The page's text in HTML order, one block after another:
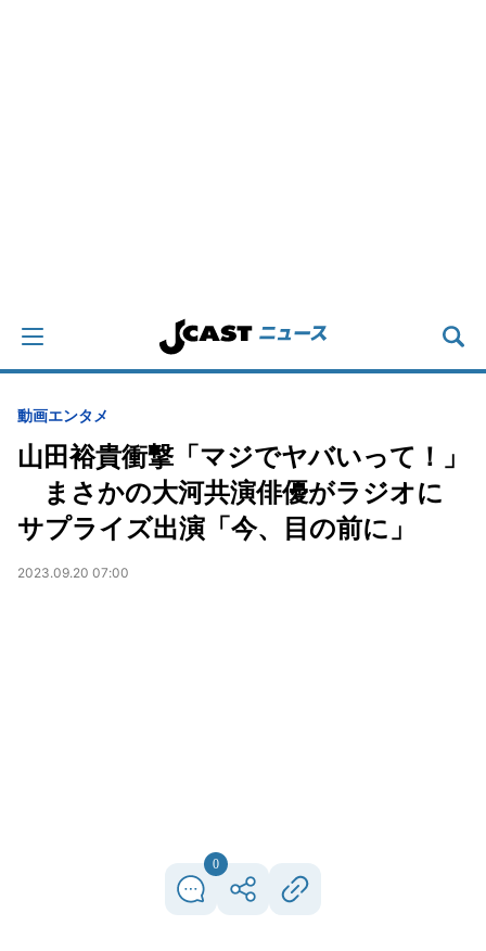
動画エンタメ
山田裕貴衝撃「マジでヤバいって！」
まさかの大河共演俳優がラジオに
サプライズ出演「今、目の前に」
2023.09.20 07:00
0